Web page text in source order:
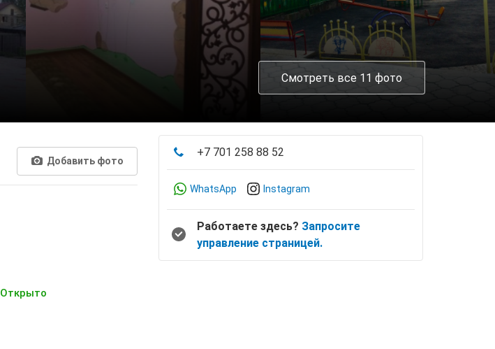
Смотреть все 11 фото
Добавить фото
Открыто
+7 701 258 88 52
WhatsApp Instagram
Работаете здесь? Запросите
управление страницей.